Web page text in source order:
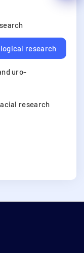
research
uro-
research